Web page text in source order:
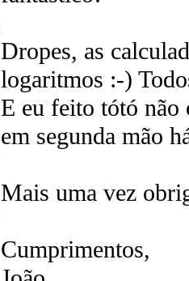
Dropes, as
logaritmos :-)
E eu feito tótó não
em segunda mão
Mais uma vez
Cumprimentos,